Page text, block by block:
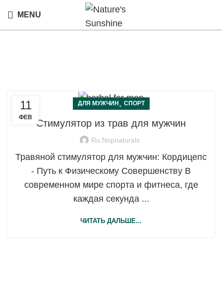
MENU
11
ФЕВ
ДЛЯ МУЖЧИН , СПОРТ
Стимулятор из трав для мужчин
Ru.nspnaturals
Травяной стимулятор для мужчин: Кордицепс
- Путь к Физическому Совершенству В
современном мире спорта и фитнеса, где
каждая секунда ...
ЧИТАТЬ ДАЛЬШЕ...